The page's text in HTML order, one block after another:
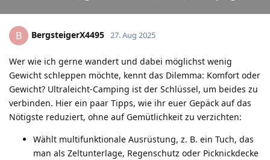
B BergsteigerX4495 27. Aug 2025
Wer wie ich gerne wandert und dabei möglichst wenig
Gewicht schleppen möchte, kennt das Dilemma: Komfort oder
Gewicht? Ultraleicht-Camping ist der Schlüssel, um beides zu
verbinden. Hier ein paar Tipps, wie ihr euer Gepäck auf das
Nötigste reduziert, ohne auf Gemütlichkeit zu verzichten:
Wählt multifunktionale Ausrüstung, z. B. ein Tuch, das
man als Zeltunterlage, Regenschutz oder Picknickdecke